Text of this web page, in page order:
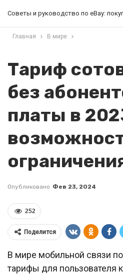
Советы и руководство по eBay:
Главная В мире
Тариф
без
платы в
Опубликовано Фев 23, 2024
252
Поделится
В мире мобильной связи
тарифы для пользователя